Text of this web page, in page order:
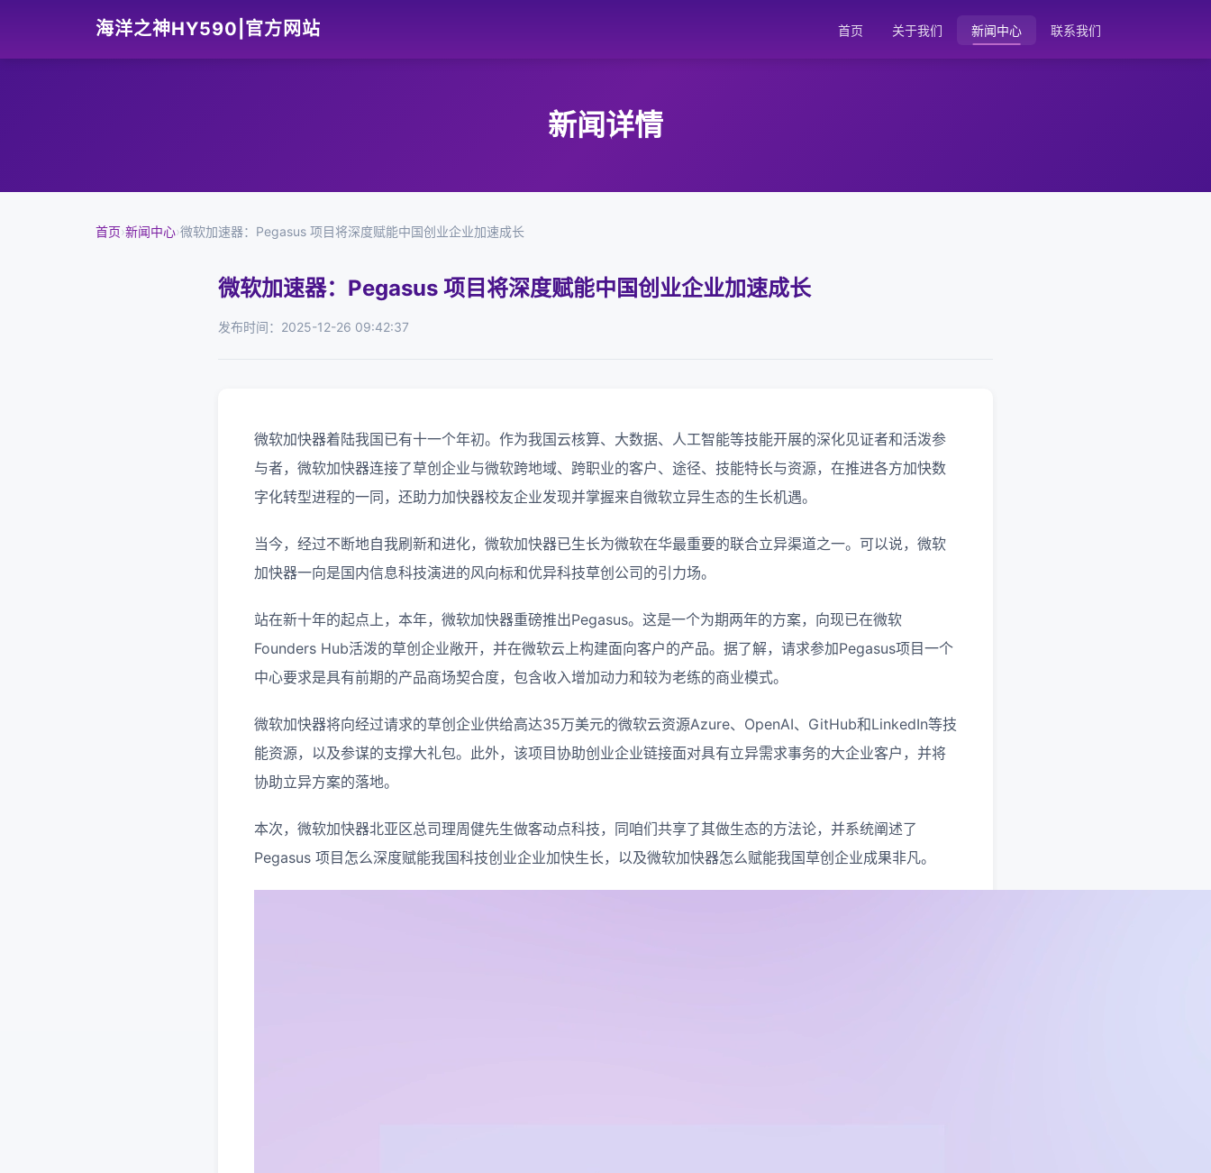
海洋之神HY590|官方网站 首页 关于我们 新闻中心 联系我们
新闻详情
首页›新闻中心›微软加速器：Pegasus 项目将深度赋能中国创业企业加速成长
微软加速器：Pegasus 项目将深度赋能中国创业企业加速成长
发布时间：2025-12-26 09:42:37
微软加快器着陆我国已有十一个年初。作为我国云核算、大数据、人工智能等技能开展的深化见证者和活泼参
与者，微软加快器连接了草创企业与微软跨地域、跨职业的客户、途径、技能特长与资源，在推进各方加快数
字化转型进程的一同，还助力加快器校友企业发现并掌握来自微软立异生态的生长机遇。
当今，经过不断地自我刷新和进化，微软加快器已生长为微软在华最重要的联合立异渠道之一。可以说，微软
加快器一向是国内信息科技演进的风向标和优异科技草创公司的引力场。
站在新十年的起点上，本年，微软加快器重磅推出Pegasus。这是一个为期两年的方案，向现已在微软
Founders Hub活泼的草创企业敞开，并在微软云上构建面向客户的产品。据了解，请求参加Pegasus项目一个
中心要求是具有前期的产品商场契合度，包含收入增加动力和较为老练的商业模式。
微软加快器将向经过请求的草创企业供给高达35万美元的微软云资源Azure、OpenAI、GitHub和LinkedIn等技
能资源，以及参谋的支撑大礼包。此外，该项目协助创业企业链接面对具有立异需求事务的大企业客户，并将
协助立异方案的落地。
本次，微软加快器北亚区总司理周健先生做客动点科技，同咱们共享了其做生态的方法论，并系统阐述了
Pegasus 项目怎么深度赋能我国科技创业企业加快生长，以及微软加快器怎么赋能我国草创企业成果非凡。